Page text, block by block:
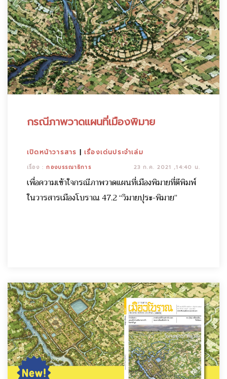
กรณีภาพวาดแผนที่เมืองพิมาย
เปิดหน้าวารสาร |เรื่องเด่นประจำเล่ม
เรื่อง :กองบรรณาธิการ 23 ก.ค. 2021 ,14:40 น.
เพื่อความเข้าใจกรณีภาพวาดแผนที่เมืองพิมายที่ตีพิมพ์
ในวารสารเมืองโบราณ 47.2 “วิมายปุระ-พิมาย”